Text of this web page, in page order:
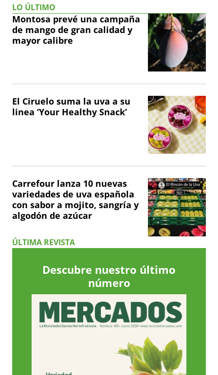
LO ÚLTIMO
Montosa prevé una campaña
de mango de gran calidad y
mayor calibre
El Ciruelo suma la uva a su
linea ‘Your Healthy Snack’
Carrefour lanza 10 nuevas
variedades de uva española
con sabor a mojito, sangría y
algodón de azúcar
ÚLTIMA REVISTA
Descubre nuestro último
número